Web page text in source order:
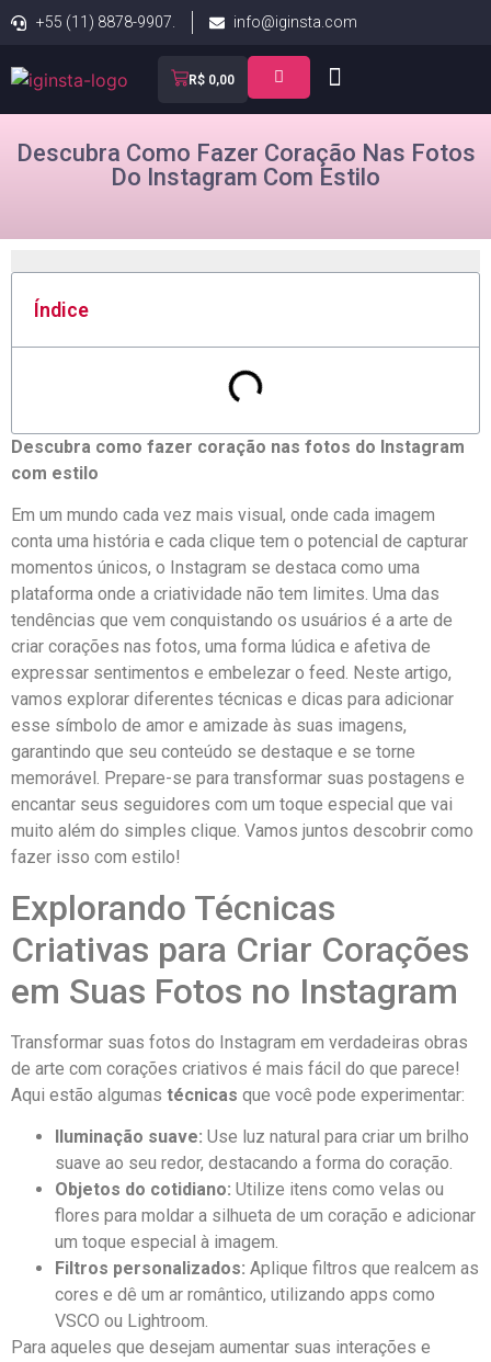
+55 (11) 8878-9907. info@iginsta.com
R$ 0,00
Descubra Como Fazer Coração Nas Fotos
Do Instagram Com Estilo
Índice
Descubra como fazer coração nas fotos do Instagram‌
com estilo
Em um mundo cada ‌vez ⁣mais⁤ visual, onde cada imagem
conta uma história e cada clique tem o potencial de capturar
momentos únicos, o‍ Instagram se destaca ‍como uma
plataforma onde a ⁤criatividade não tem limites.⁣ Uma das
tendências que vem conquistando os usuários é⁤ a arte de
criar corações‍ nas fotos, uma forma lúdica e afetiva‍ de⁤
expressar sentimentos e embelezar o feed. Neste artigo,
vamos explorar ‌diferentes ⁤técnicas e dicas para adicionar
esse símbolo de amor​ e amizade às suas imagens,
garantindo que seu conteúdo se ​destaque ‍e se⁤ torne
memorável. Prepare-se para transformar suas postagens e
encantar seus seguidores com um toque especial que vai
⁤muito além do⁣ simples clique. Vamos juntos descobrir como
fazer​ isso​ com estilo!
Explorando Técnicas
Criativas para Criar Corações⁤
em Suas⁤ Fotos no⁤ Instagram
Transformar ‍suas‍ fotos do Instagram em verdadeiras obras
de arte com ⁤corações criativos é ⁤mais fácil do que ⁤parece!
Aqui‌ estão ⁣algumas técnicas que você pode experimentar:
Iluminação ​suave: ‍Use luz natural⁣ para criar um brilho
suave ‌ao seu redor, destacando a forma do coração.
Objetos do cotidiano: Utilize itens como‍ velas ou
flores para‌ moldar a​ silhueta de um coração‍ e adicionar
um ‌toque especial à​ imagem.
Filtros personalizados: ‍Aplique filtros que realcem as
cores e dê um ar romântico, utilizando apps como
⁤VSCO ou Lightroom.
Para aqueles que⁢ desejam aumentar suas​ interações e